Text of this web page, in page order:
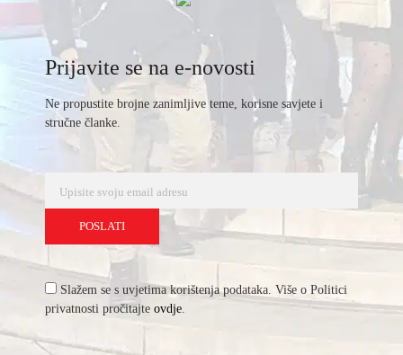
Prijavite se na e-novosti
Ne propustite brojne zanimljive teme, korisne savjete i
stručne članke.
Slažem se s uvjetima korištenja podataka. Više o Politici
privatnosti pročitajte ovdje